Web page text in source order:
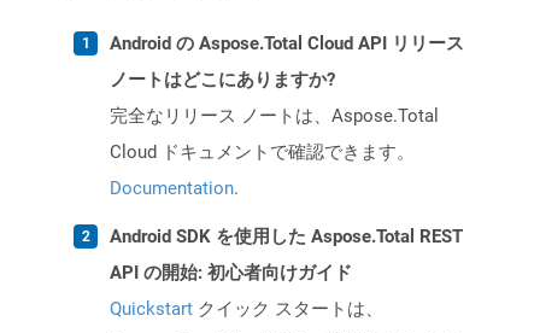
Android の Aspose.Total Cloud API リリース
ノートはどこにありますか?
完全なリリース ノートは、Aspose.Total
Cloud ドキュメントで確認できます。
Documentation.
Android SDK を使用した Aspose.Total REST
API の開始: 初心者向けガイド
Quickstart クイック スタートは、